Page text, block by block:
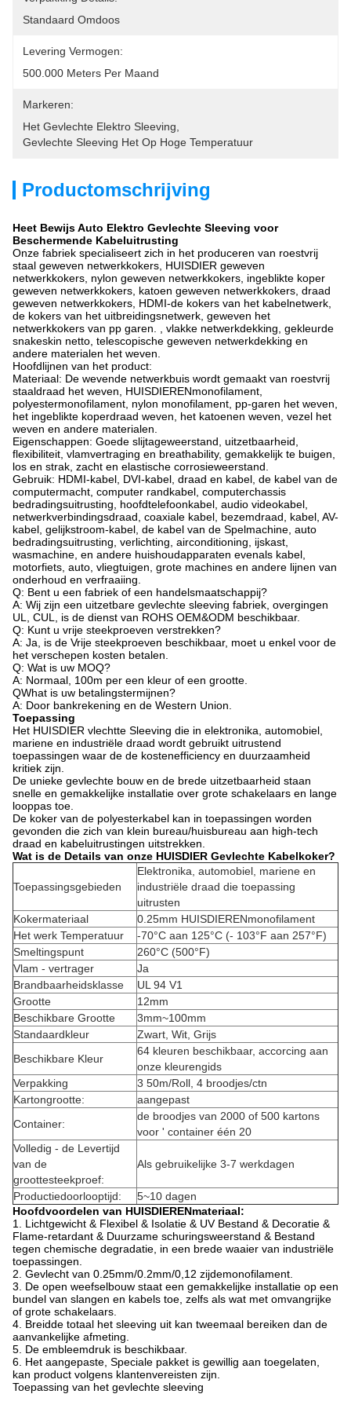
Standaard Omdoos
Levering Vermogen:
500.000 Meters Per Maand
Markeren:
Het Gevlechte Elektro Sleeving
Gevlechte Sleeving Het Op Hoge Temperatuur
Productomschrijving
Heet Bewijs Auto Elektro Gevlechte Sleeving voor
Beschermende Kabeluitrusting
Onze fabriek specialiseert zich in het produceren van roestvrij
staal geweven netwerkkokers, HUISDIER geweven
netwerkkokers, nylon geweven netwerkkokers, ingeblikte koper
geweven netwerkkokers, katoen geweven netwerkkokers, draad
geweven netwerkkokers, HDMI-de kokers van het kabelnetwerk,
de kokers van het uitbreidingsnetwerk, geweven het
netwerkkokers van pp garen. , vlakke netwerkdekking, gekleurde
snakeskin netto, telescopische geweven netwerkdekking en
andere materialen het weven.
Hoofdlijnen van het product:
Materiaal: De wevende netwerkbuis wordt gemaakt van roestvrij
staaldraad het weven, HUISDIERENmonofilament,
polyestermonofilament, nylon monofilament, pp-garen het weven,
het ingeblikte koperdraad weven, het katoenen weven, vezel het
weven en andere materialen.
Eigenschappen: Goede slijtageweerstand, uitzetbaarheid,
flexibiliteit, vlamvertraging en breathability, gemakkelijk te buigen,
los en strak, zacht en elastische corrosieweerstand.
Gebruik: HDMI-kabel, DVI-kabel, draad en kabel, de kabel van de
computermacht, computer randkabel, computerchassis
bedradingsuitrusting, hoofdtelefoonkabel, audio videokabel,
netwerkverbindingsdraad, coaxiale kabel, bezemdraad, kabel, AV-
kabel, gelijkstroom-kabel, de kabel van de Spelmachine, auto
bedradingsuitrusting, verlichting, airconditioning, ijskast,
wasmachine, en andere huishoudapparaten evenals kabel,
motorfiets, auto, vliegtuigen, grote machines en andere lijnen van
onderhoud en verfraaiing.
Q: Bent u een fabriek of een handelsmaatschappij?
A: Wij zijn een uitzetbare gevlechte sleeving fabriek, overgingen
UL, CUL, is de dienst van ROHS OEM&ODM beschikbaar.
Q: Kunt u vrije steekproeven verstrekken?
A: Ja, is de Vrije steekproeven beschikbaar, moet u enkel voor de
het verschepen kosten betalen.
Q: Wat is uw MOQ?
A: Normaal, 100m per een kleur of een grootte.
QWhat is uw betalingstermijnen?
A: Door bankrekening en de Western Union.
Toepassing
Het HUISDIER vlechtte Sleeving die in elektronika, automobiel,
mariene en industriële draad wordt gebruikt uitrustend
toepassingen waar de de kostenefficiency en duurzaamheid
kritiek zijn.
De unieke gevlechte bouw en de brede uitzetbaarheid staan
snelle en gemakkelijke installatie over grote schakelaars en lange
looppas toe.
De koker van de polyesterkabel kan in toepassingen worden
gevonden die zich van klein bureau/huisbureau aan high-tech
draad en kabeluitrustingen uitstrekken.
Wat is de Details van onze HUISDIER Gevlechte Kabelkoker?
Toepassingsgebieden
Elektronika, automobiel, mariene en
industriële draad die toepassing
uitrusten
Kokermateriaal
0.25mm HUISDIERENmonofilament
Het werk Temperatuur
-70°C aan 125°C (- 103°F aan 257°F)
Smeltingspunt
260°C (500°F)
Vlam - vertrager
Ja
Brandbaarheidsklasse
UL 94 V1
Grootte
12mm
Beschikbare Grootte
3mm~100mm
Standaardkleur
Zwart, Wit, Grijs
Beschikbare Kleur
64 kleuren beschikbaar, accorcing aan
onze kleurengids
Verpakking
3 50m/Roll, 4 broodjes/ctn
Kartongrootte:
aangepast
Container:
de broodjes van 2000 of 500 kartons
voor ' container één 20
Volledig - de Levertijd
van de
groottesteekproef:
Als gebruikelijke 3-7 werkdagen
Productiedoorlooptijd:
5~10 dagen
Hoofdvoordelen van HUISDIERENmateriaal:
1. Lichtgewicht & Flexibel & Isolatie & UV Bestand & Decoratie &
Flame-retardant & Duurzame schuringsweerstand & Bestand
tegen chemische degradatie, in een brede waaier van industriële
toepassingen.
2. Gevlecht van 0.25mm/0.2mm/0,12 zijdemonofilament.
3. De open weefselbouw staat een gemakkelijke installatie op een
bundel van slangen en kabels toe, zelfs als wat met omvangrijke
of grote schakelaars.
4. Breidde totaal het sleeving uit kan tweemaal bereiken dan de
aanvankelijke afmeting.
5. De embleemdruk is beschikbaar.
6. Het aangepaste, Speciale pakket is gewillig aan toegelaten,
kan product volgens klantenvereisten zijn.
Toepassing van het gevlechte sleeving